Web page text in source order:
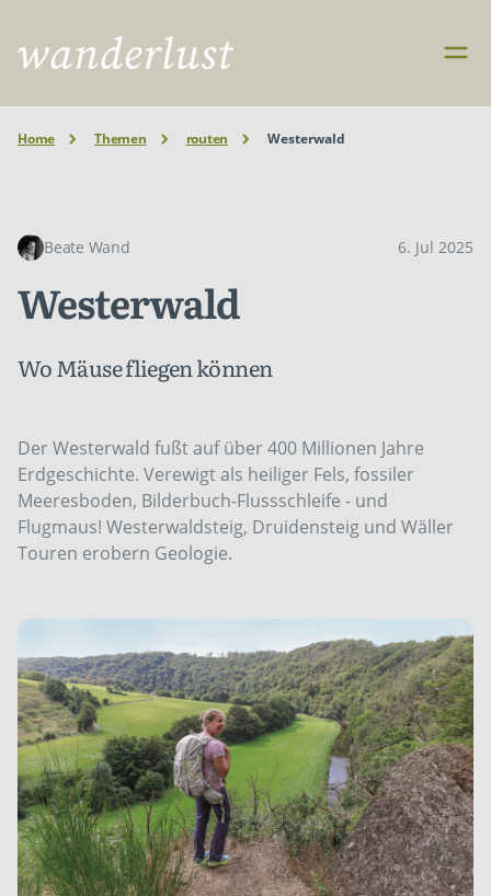
Home Themen routen Westerwald
Beate Wand 6. Jul 2025
Westerwald
Wo Mäuse fliegen können
Der Westerwald fußt auf über 400 Millionen Jahre
Erdgeschichte. Verewigt als heiliger Fels, fossiler
Meeresboden, Bilderbuch-Flussschleife - und
Flugmaus! Westerwaldsteig, Druidensteig und Wäller
Touren erobern Geologie.